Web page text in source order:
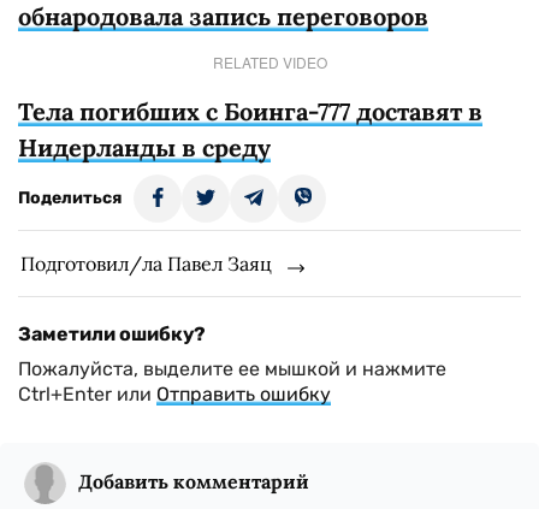
обнародовала запись переговоров
RELATED VIDEO
Тела погибших с Боинга-777 доставят в
Нидерланды в среду
Поделиться
Подготовил/ла Павел Заяц
Заметили ошибку?
Пожалуйста, выделите ее мышкой и нажмите
Ctrl+Enter или Отправить ошибку
Добавить комментарий